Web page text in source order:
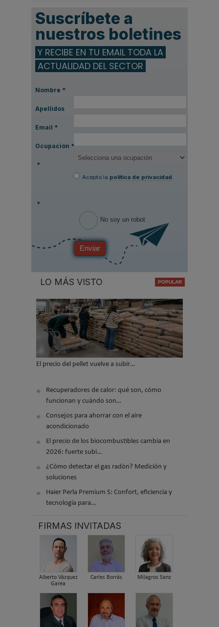
Suscríbete a
nuestros boletines
Y RECIBE EN TU EMAIL TODA LA
ACTUALIDAD DEL SECTOR
Nombre *
Apellidos
Email *
Ocupación *
*
Acepto la política de privacidad
*
No soy un robot
Enviar
LO MÁS VISTO
El precio del pellet vuelve a subir…
Recuperadores de calor: qué son, cómo
funcionan y cuándo son…
Consejos para ahorrar con el aire
acondicionado
El precio de los biocombustibles cambia en
2026: fuerte subi…
¿Cómo detectar el gas radón? Medición y
soluciones
Haier Perla Premium S: Confort, eficiencia y
tecnología para…
FIRMAS INVITADAS
Alberto Vázquez
Garea
Carles Borrás Milagros Sanz